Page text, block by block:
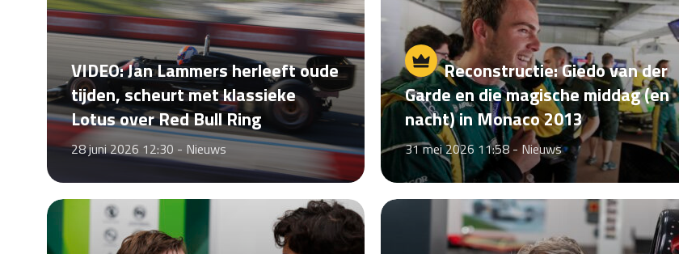
VIDEO: Jan Lammers herleeft oude
tijden, scheurt met klassieke
Lotus over Red Bull Ring
28 juni 2026 12:30 - Nieuws
Reconstructie: Giedo van der
Garde en die magische middag (en
nacht) in Monaco 2013
31 mei 2026 11:58 -Nieuws